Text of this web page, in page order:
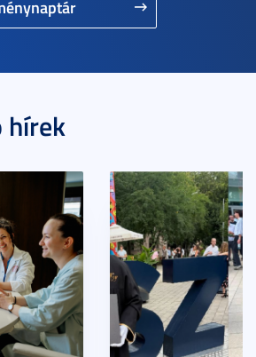
hírek